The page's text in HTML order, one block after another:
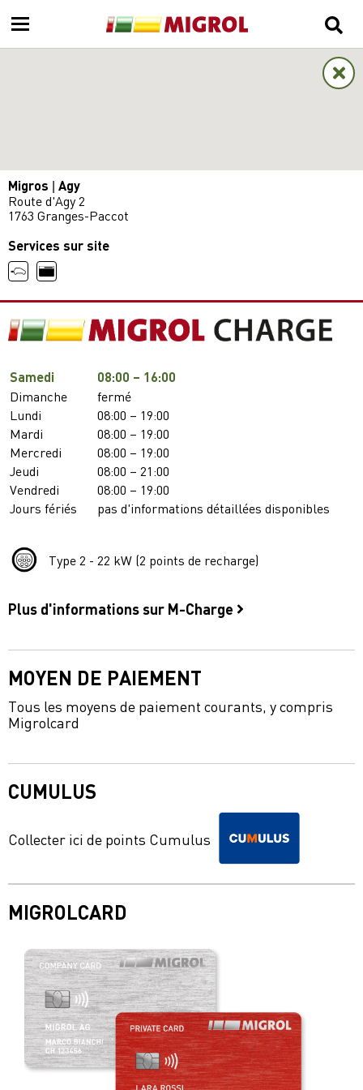
Migros | Agy
Route d'Agy 2
1763 Granges-Paccot
Services sur site
Samedi 08:00 – 16:00
Dimanche
fermé
Lundi
08:00 – 19:00
Mardi
08:00 – 19:00
Mercredi
08:00 – 19:00
Jeudi
08:00 – 21:00
Vendredi
08:00 – 19:00
Jours fériés
pas d'informations détaillées disponibles
Type 2 - 22 kW (2 points de recharge)
Plus d'informations sur M-Charge
MOYEN DE PAIEMENT
Tous les moyens de paiement courants, y compris
Migrolcard
CUMULUS
Collecter ici de points Cumulus
MIGROLCARD